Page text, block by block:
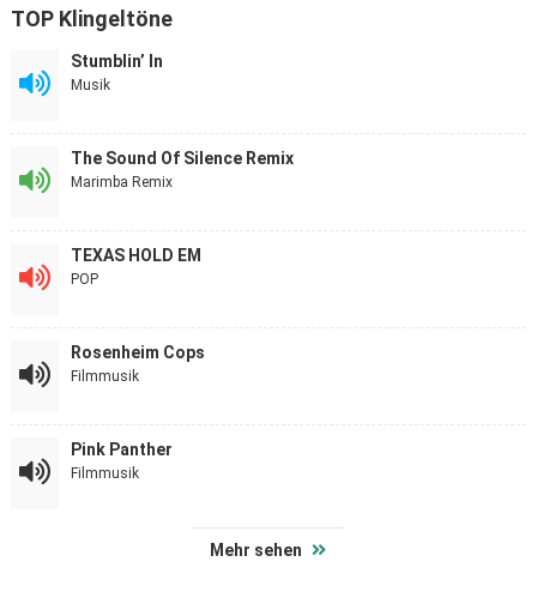
TOP Klingeltöne
Stumblin’ In
Musik
The Sound Of Silence Remix
Marimba Remix
TEXAS HOLD EM
POP
Rosenheim Cops
Filmmusik
Pink Panther
Filmmusik
Mehr sehen